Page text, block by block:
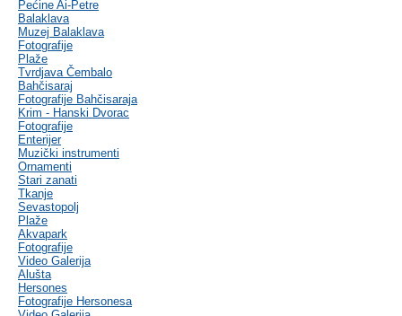
Pećine Ai-Petre
Balaklava
Muzej Balaklava
Fotografije
Plaže
Tvrdjava Čembalo
Bahčisaraj
Fotografije Bahčisaraja
Krim - Hanski Dvorac
Fotografije
Enterijer
Muzički instrumenti
Ornamenti
Stari zanati
Tkanje
Sevastopolj
Plaže
Akvapark
Fotografije
Video Galerija
Alušta
Hersones
Fotografije Hersonesa